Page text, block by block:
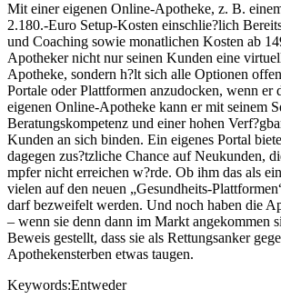
Mit einer eigenen Online-Apotheke, z. B.
2.180.-Euro Setup-Kosten einschlie?lich
und Coaching sowie monatlichen Kosten ab
Apotheker nicht nur seinen Kunden eine
Apotheke, sondern h?lt sich alle Optionen
Portale oder Plattformen anzudocken, wenn er
eigenen Online-Apotheke kann er mit seinem
Beratungskompetenz und einer hohen
Kunden an sich binden. Ein eigenes Portal
dagegen zus?tzliche Chance auf Neukunden,
mpfer nicht erreichen w?rde. Ob ihm das als
vielen auf den neuen „Gesundheits-
darf bezweifelt werden. Und noch haben die
– wenn sie denn dann im Markt angekommen
Beweis gestellt, dass sie als Rettungsanker
Apothekensterben etwas taugen.
Keywords:Entweder